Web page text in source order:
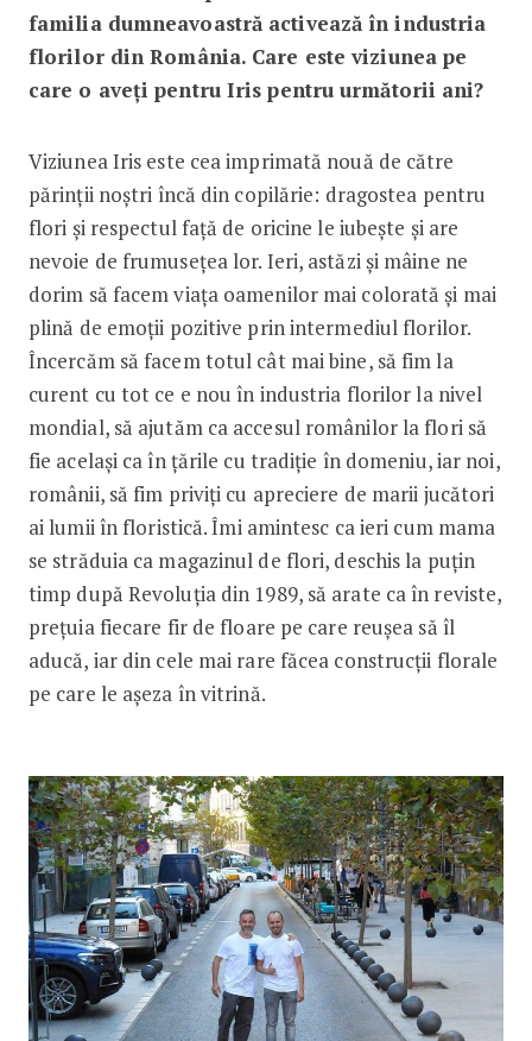
familia dumneavoastră activează în industria
florilor din România. Care este viziunea pe
care o aveți pentru Iris pentru următorii ani?
Viziunea Iris este cea imprimată nouă de către
părinții noștri încă din copilărie: dragostea pentru
flori și respectul față de oricine le iubește și are
nevoie de frumusețea lor. Ieri, astăzi și mâine ne
dorim să facem viața oamenilor mai colorată și mai
plină de emoții pozitive prin intermediul florilor.
Încercăm să facem totul cât mai bine, să fim la
curent cu tot ce e nou în industria florilor la nivel
mondial, să ajutăm ca accesul românilor la flori să
fie același ca în țările cu tradiție în domeniu, iar noi,
românii, să fim priviți cu apreciere de marii jucători
ai lumii în floristică. Îmi amintesc ca ieri cum mama
se străduia ca magazinul de flori, deschis la puțin
timp după Revoluția din 1989, să arate ca în reviste,
prețuia fiecare fir de floare pe care reușea să îl
aducă, iar din cele mai rare făcea construcții florale
pe care le așeza în vitrină.